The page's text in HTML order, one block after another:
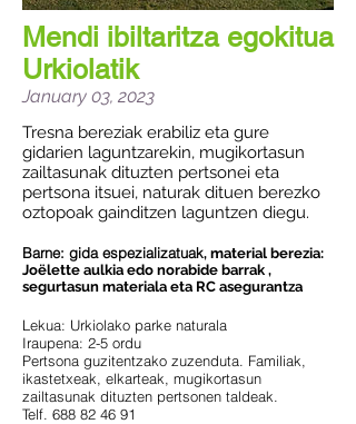
Mendi ibiltaritza egokitua
Urkiolatik
January 03, 2023
Tresna bereziak erabiliz eta gure
gidarien laguntzarekin, mugikortasun
zailtasunak dituzten pertsonei eta
pertsona itsuei, naturak dituen berezko
oztopoak gainditzen laguntzen diegu.
Barne: gida espezializatuak, material berezia:
Joëlette aulkia edo norabide barrak ,
segurtasun materiala eta RC asegurantza
Lekua: Urkiolako parke naturala
Iraupena: 2-5 ordu
Pertsona guzitentzako zuzenduta. Familiak,
ikastetxeak, elkarteak, mugikortasun
zailtasunak dituzten pertsonen taldeak.
Telf. 688 82 46 91